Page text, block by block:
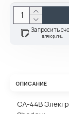
Запросить
для юр.лиц
ОПИСАНИЕ
CA-44B